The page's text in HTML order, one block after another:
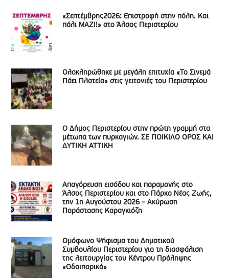
«Σεπτέμβρης2026: Επιστροφή στην πόλη. Και
πάλι ΜΑΖΙ!» στο Άλσος Περιστερίου
Ολοκληρώθηκε με μεγάλη επιτυχία «Το Σινεμά
Πάει Πλατεία» στις γειτονιές του Περιστερίου
Ο Δήμος Περιστερίου στην πρώτη γραμμή στα
μέτωπα των πυρκαγιών. ΣΕ ΠΟΙΚΙΛΟ ΟΡΟΣ ΚΑΙ
ΔΥΤΙΚΗ ΑΤΤΙΚΗ
Απαγόρευση εισόδου και παραμονής στο
Άλσος Περιστερίου και στο Πάρκο Νέας Ζωής,
την 1η Αυγούστου 2026 – Ακύρωση
Παράστασης Καραγκιόζη
Ομόφωνο Ψήφισμα του Δημοτικού
Συμβουλίου Περιστερίου για τη διασφάλιση
της λειτουργίας του Κέντρου Πρόληψης
«Οδοιπορικό»